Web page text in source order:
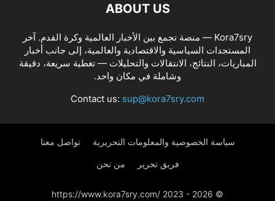
ABOUT US
Kora7sry — منصة تجمع بين الأخبار العالمية وكرة القدم. آخر
المستجدات السياسية والاقتصادية والعالمية، إلى جانب أخبار
المباريات، النتائج، الانتقالات والتحليلات — تغطية سريعة، دقيقة
وشاملة في مكان واحد.
Contact us: sup@kora7sry.com
سياسة الخصوصية والمعلومات التحريرية تواصل معنا
فريق تحرير من نحن
© https://www.kora7sry.com/ 2023 - 2026